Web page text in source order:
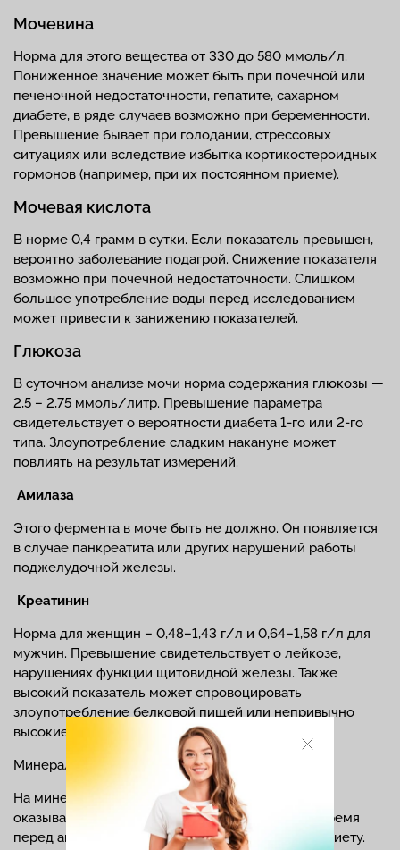
Мочевина
Норма для этого вещества от 330 до 580 ммоль/л.
Пониженное значение может быть при почечной или
печеночной недостаточности, гепатите, сахарном
диабете, в ряде случаев возможно при беременности.
Превышение бывает при голодании, стрессовых
ситуациях или вследствие избытка кортикостероидных
гормонов (например, при их постоянном приеме).
Мочевая кислота
В норме 0,4 грамм в сутки. Если показатель превышен,
вероятно заболевание подагрой. Снижение показателя
возможно при почечной недостаточности. Слишком
большое употребление воды перед исследованием
может привести к занижению показателей.
Глюкоза
В суточном анализе мочи норма содержания глюкозы —
2,5 – 2,75 ммоль/литр. Превышение параметра
свидетельствует о вероятности диабета 1-го или 2-го
типа. Злоупотребление сладким накануне может
повлиять на результат измерений.
Амилаза
Этого фермента в моче быть не должно. Он появляется
в случае панкреатита или других нарушений работы
поджелудочной железы.
Креатинин
Норма для женщин – 0,48–1,43 г/л и 0,64–1,58 г/л для
мужчин. Превышение свидетельствует о лейкозе,
нарушениях функции щитовидной железы. Также
высокий показатель может спровоцировать
злоупотребление белковой пищей или непривычно
высокие физические нагрузки.
Минералы
На минеральный состав мочи большое влияние
оказывает питание, поэтому важно некоторое время
перед анализом соблюдать сбалансированную диету.